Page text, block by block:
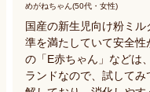
めがねちゃん(50代・女性)
国産の新生児向け粉ミ
準を満たしていて安全
の「E赤ちゃん」などは
ランドなので、試して